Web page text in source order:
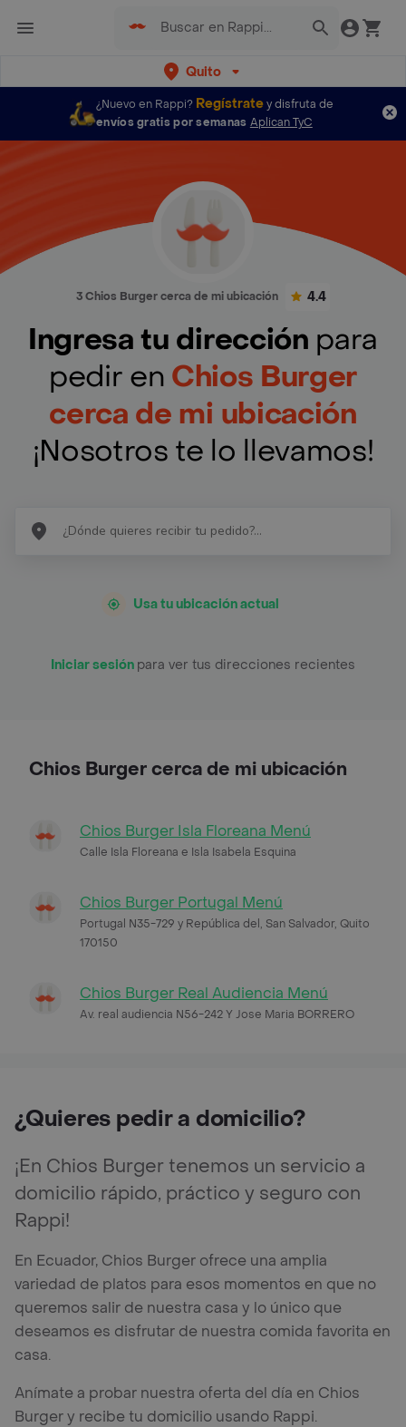
Quito
¿Nuevo en Rappi? Regístratey disfruta de
envíos gratis por semanas Aplican TyC
3 Chios Burger cerca de mi ubicación 4.4
Ingresa tu dirección para
pedir en Chios Burger
cerca de mi ubicación
¡Nosotros te lo llevamos!
Usa tu ubicación actual
Iniciar sesión para ver tus direcciones recientes
Chios Burger cerca de mi ubicación
Chios Burger Isla Floreana Menú
Calle Isla Floreana e Isla Isabela Esquina
Chios Burger Portugal Menú
Portugal N35-729 y República del, San Salvador, Quito
170150
Chios Burger Real Audiencia Menú
Av. real audiencia N56-242 Y Jose Maria BORRERO
¿Quieres pedir a domicilio?
¡En Chios Burger tenemos un servicio a
domicilio rápido, práctico y seguro con
Rappi!
En Ecuador, Chios Burger ofrece una amplia
variedad de platos para esos momentos en que no
queremos salir de nuestra casa y lo único que
deseamos es disfrutar de nuestra comida favorita en
casa.
Anímate a probar nuestra oferta del día en Chios
Burger y recibe tu domicilio usando Rappi.